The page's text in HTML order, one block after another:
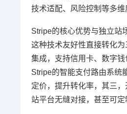
技术适配、风险控制等多维
Stripe的核心优势与独立站
这种技术友好性直接转化
集成，支持信用卡、数字
Stripe的智能支付路由系统
定价，提升转化率，其三
站平台无缝对接，甚至可